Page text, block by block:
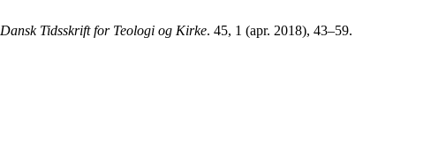
Dansk Tidsskrift for Teologi og Kirke. 45, 1 (apr. 2018), 43–59.